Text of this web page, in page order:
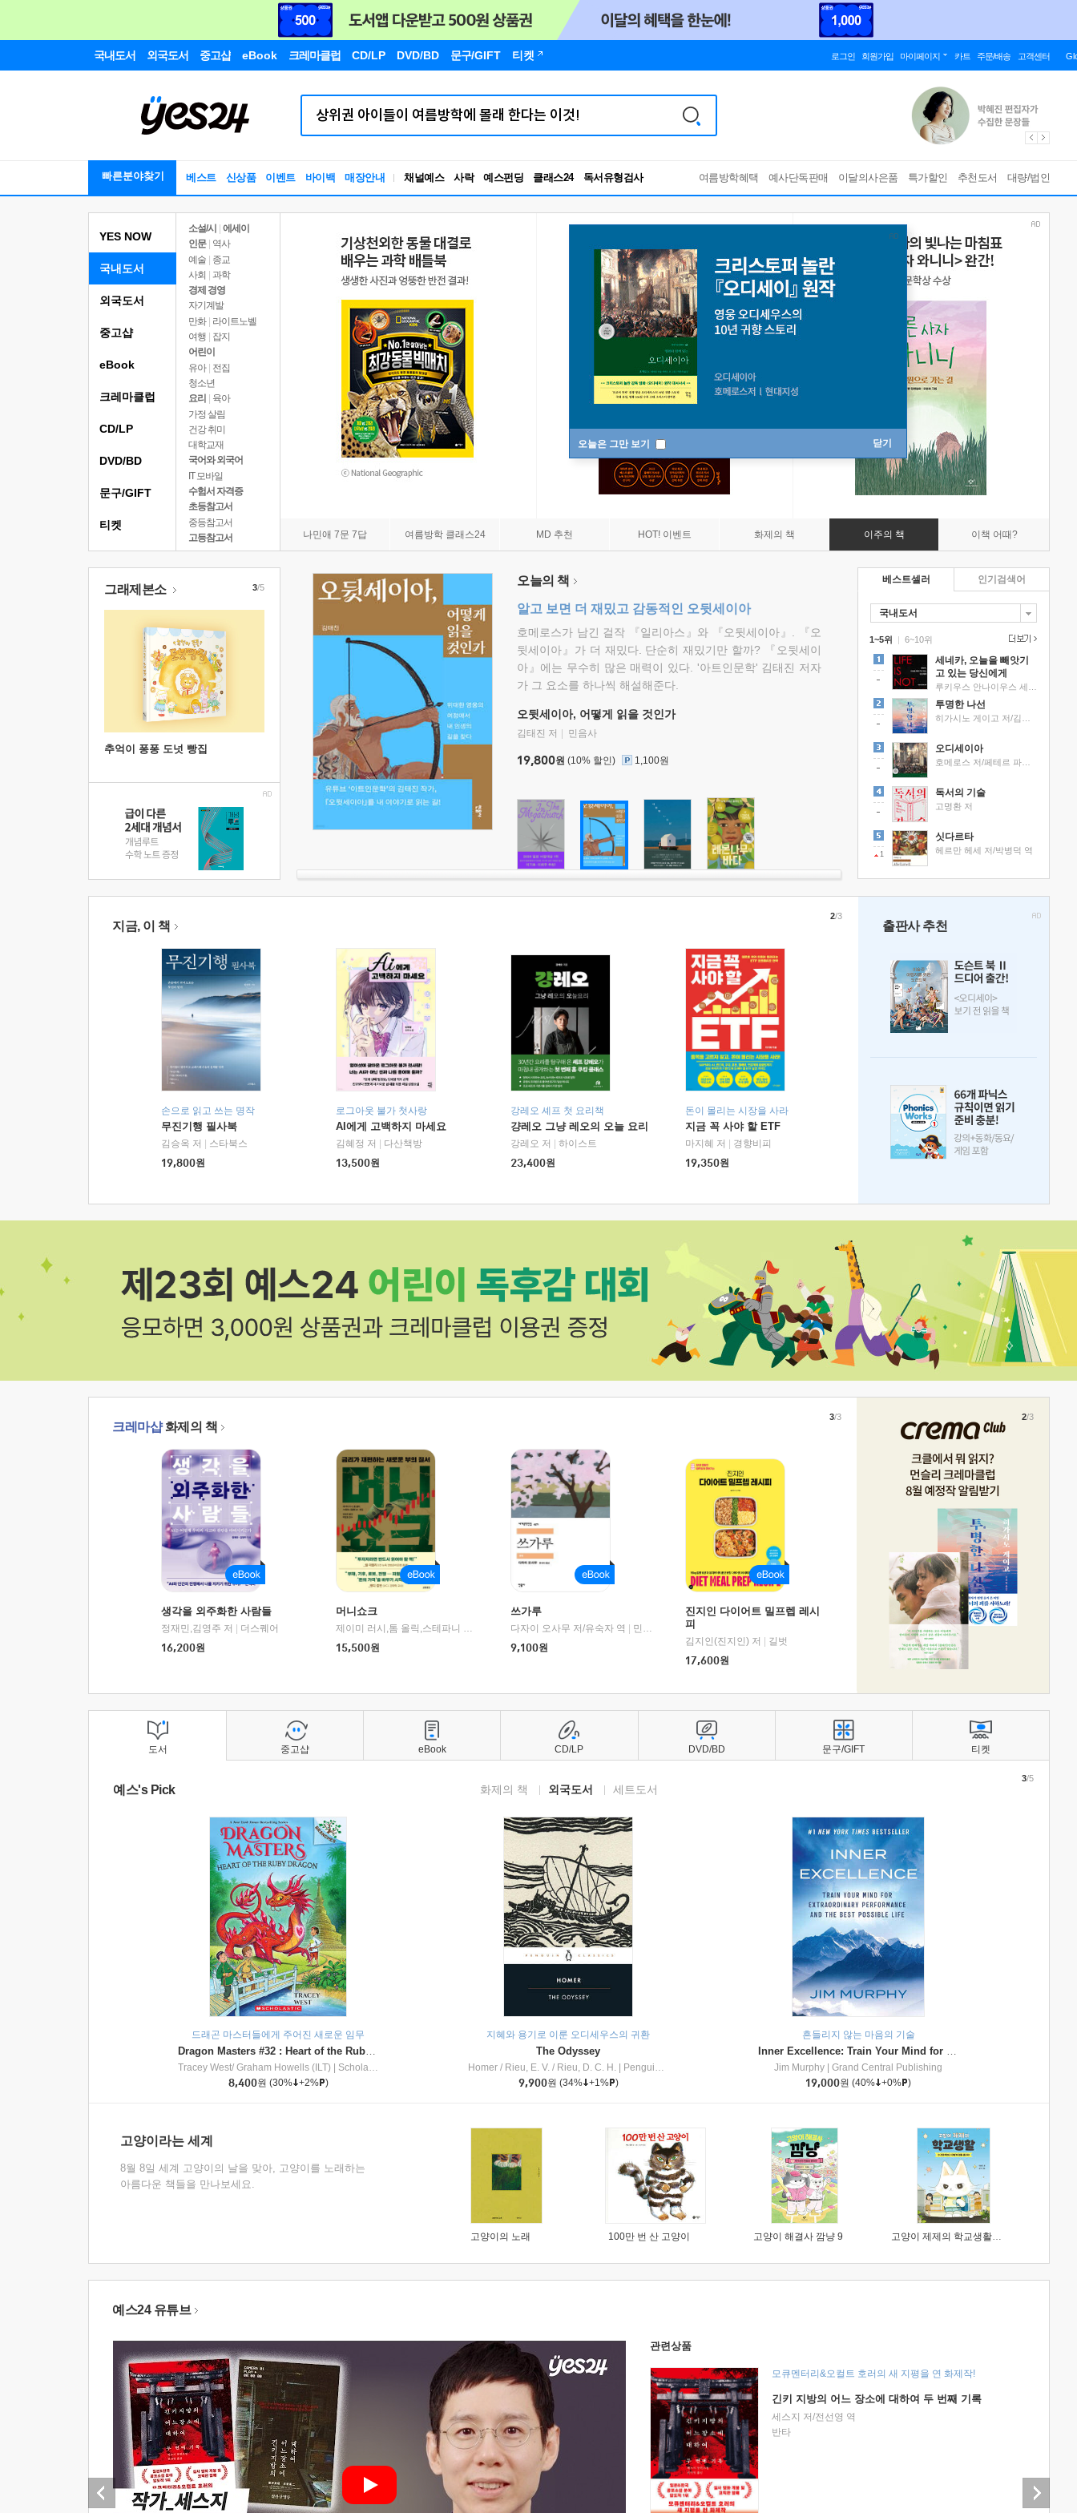
국내도서 외국도서 중고샵 eBook 크레마클럽 CD/LP DVD/BD 문구/GIFT 티켓 로그인 회원가입 마이페이지 카트 주문/배송 고객센터
빠른분야찾기 베스트 신상품 이벤트 바이백 매장안내 채널예스 사락 예스펀딩 클래스24 독서유형검사
RBTI Lab
여름방학혜택 예사단독판매 이달의사은품 특가할인 추천도서 대량/법인
오늘은 그만 보기 닫기
YES NOW
국내도서
소설/시
에세이
인문
역사
예술 | 종교
사회 | 과학
경제 경영
자기계발
만화 | 라이트노벨
여행
잡지
어린이
유아 | 전집
청소년
요리
육아
가정 살림
건강 취미
대학교재
국어와 외국어
IT 모바일
수험서 자격증
초등참고서
중등참고서
고등참고서
나민애 7문 7답 여름방학 클래스24 MD 추천 HOT! 이벤트 화제의 책 이주의 책 이책 어때?
외국도서
중고샵
eBook
크레마클럽
CD/LP
DVD/BD
문구/GIFT
티켓
그래제본소
추억이 퐁퐁 도넛 빵집
3/5 오늘의 책
알고 보면 더 재밌고 감동적인 오뒷세이아
호메로스가 남긴 걸작 『일리아스』와 『오뒷세이아』. 『오
뒷세이아』가 더 재밌다. 단순히 재밌기만 할까? 『오뒷세이
아』에는 무수히 많은 매력이 있다. '아트인문학' 김태진 저자
가 그 요소를 하나씩 해설해준다.
오뒷세이아, 어떻게 읽을 것인가
김태진 저 민음사
19,800원 (10% 할인) 1,100원
베스트셀러
국내도서
1~5위 |
세네카, 오늘을 빼앗기
고 있는 당신에게
투명한 나선
오디세이아
독서의 기술
고명환 저
1
싯다르타
헤르만 헤세 저/박병덕 역
6~10위
인기검색어
지금, 이 책
손으로 읽고 쓰는 명작
무진기행 필사북
김승옥 저
스타북스
19,800원
로그아웃 불가 첫사랑
AI에게 고백하지 마세요
김혜정 저
다산책방
13,500원
강레오 셰프 첫 요리책
걍레오 그냥 레오의 오늘 요리
강레오 저
하이스트
23,400원
돈이 몰리는 시장을 사라
지금 꼭 사야 할 ETF
마지혜 저
경향비피
19,350원
2/3
출판사 추천
크레마샵화제의 책
생각을 외주화한 사람들
정재민,김영주 저
더스퀘어
16,200원
머니쇼크
제이미 러시,톰 올릭,스테파니 플랜더스 편저/임경은 역/박정호 감수 |
교보문고
15,500원
쓰가루
다자이 오사무 저/유숙자 역
민음사
9,100원
진지인 다이어트 밀프렙 레시
피
김지인(진지인) 저
길벗
17,600원
3/3 2/3
도서
예스's Pick 화제의 책 외국도서 세트도서
드래곤 마스터들에게 주어진 새로운 임무
Dragon Masters #32 : Heart of the Ruby Dragon (A Branches Book)
Tracey West/ Graham Howells (ILT)
Scholastic Inc
8,400원 (30% +2% )
지혜와 용기로 이룬 오디세우스의 귀환
The Odyssey
Homer / Rieu, E. V. / Rieu, D. C. H.
Penguin Group
9,900원 (34% +1% )
흔들리지 않는 마음의 기술
Inner Excellence: Train Your Mind for Extraordinary Performance and the Best Possible Life
Jim Murphy
Grand Central Publishing
19,000원 (40% +0% )
3/5
고양이라는 세계
8월 8일 세계 고양이의 날을 맞아, 고양이를 노래하는
아름다운 책들을 만나보세요.
고양이의 노래 100만 번 산 고양이 고양이 해결사 깜냥 9 고양이 제제의 학교생활 1 : 초등학생이 이렇게 힘들 줄이야
중고샵 eBook CD/LP DVD/BD 문구/GIFT 티켓
예스24 유튜브
관련상품
모큐멘터리&오컬트 호러의 새 지평을 연 화제작!
긴키 지방의 어느 장소에 대하여 두 번째 기록
세스지 저/전선영 역
반타